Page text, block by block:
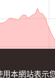
本網站表